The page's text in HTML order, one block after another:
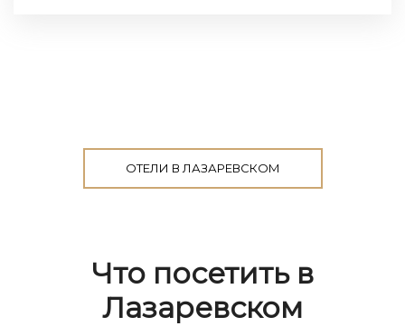
ОТЕЛИ В ЛАЗАРЕВСКОМ
Что посетить в
Лазаревском